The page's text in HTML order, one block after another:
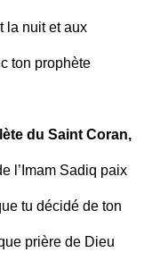
la nuit et aux
ton prophète
du Saint Coran,
l’Imam Sadiq paix
tu décidé de ton
prière de Dieu